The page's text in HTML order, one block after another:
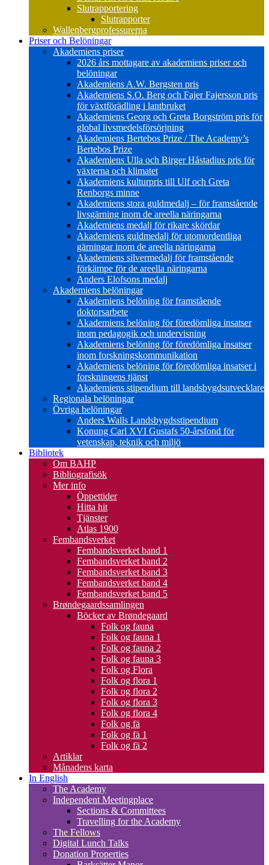
Slutrapportering
Slutrapporter
Wallenbergprofessurerna
Priser och Belöningar
Akademiens priser
2026 års mottagare av akademiens priser och
belöningar
Akademiens A.W. Bergsten pris
Akademiens S.O. Berg och Fajer Fajersson pris
för växtförädling i lantbruket
Akademiens Georg och Greta Borgström pris för
global livsmedelsförsörjning
Akademiens Bertebos Prize / The Academy’s
Bertebos Prize
Akademiens Ulla och Birger Håstadius pris för
växterna och klimatet
Akademiens kulturpris till Ulf och Greta
Renborgs minne
Akademiens stora guldmedalj – för framstående
livsgärning inom de areella näringarna
Akademiens medalj för rikare skördar
Akademiens guldmedalj för utomordentliga
gärningar inom de areella näringarna
Akademiens silvermedalj för framstående
förkämpe för de areella näringarna
Anders Elofsons medalj
Akademiens belöningar
Akademiens belöning för framstående
doktorsarbete
Akademiens belöning för föredömliga insatser
inom pedagogik och undervisning
Akademiens belöning för föredömliga insatser
inom forskningskommunikation
Akademiens belöning för föredömliga insatser i
forskningens tjänst
Akademiens stipendium till landsbygdsutvecklare
Regionala belöningar
Övriga belöningar
Anders Walls Landsbygdsstipendium
Konung Carl XVI Gustafs 50-årsfond för
vetenskap, teknik och miljö
Bibliotek
Om BAHP
Bibliografisök
Mer info
Öppettider
Hitta hit
Tjänster
Atlas 1900
Fembandsverket
Fembandsverket band 1
Fembandsverket band 2
Fembandsverket band 3
Fembandsverket band 4
Fembandsverket band 5
Brøndegaardssamlingen
Böcker av Brøndegaard
Folk og fauna
Folk og fauna 1
Folk og fauna 2
Folk og fauna 3
Folk og Flora
Folk og flora 1
Folk og flora 2
Folk og flora 3
Folk og flora 4
Folk og fä
Folk og fä 1
Folk og fä 2
Artiklar
Månadens karta
In English
The Academy
Independent Meetingplace
Sections & Committees
Travelling for the Academy
The Fellows
Digital Lunch Talks
Donation Properties